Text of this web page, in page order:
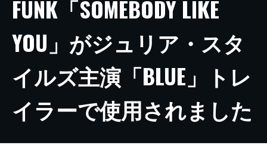
FUNK「SOMEBODY LIKE
YOU」がジュリア・スタ
イルズ主演「BLUE」トレ
イラーで使用されました